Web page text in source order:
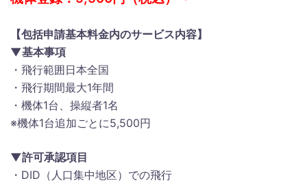
【包括申請基本料金内のサービス内容】
▼基本事項
・飛行範囲日本全国
・飛行期間最大1年間
・機体1台、操縦者1名
※機体1台追加ごとに5,500円
▼許可承認項目
・DID（人口集中地区）での飛行